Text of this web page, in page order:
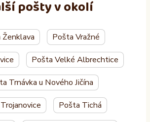
pošty v okolí
Pošta Vražné
Pošta Velké Albrechtice
Trnávka u Nového Jičína
Pošta Tichá